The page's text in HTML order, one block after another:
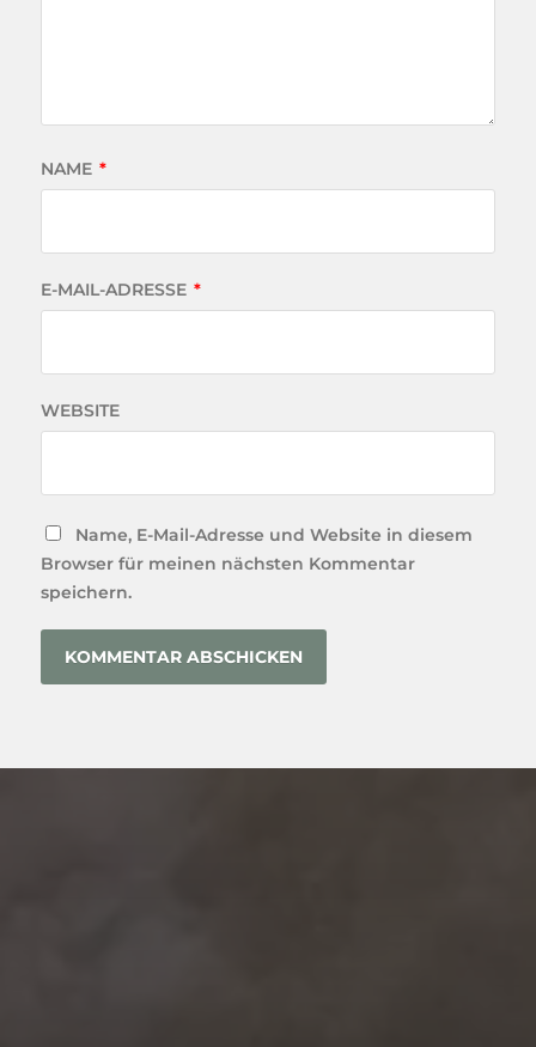
NAME *
E-MAIL-ADRESSE *
WEBSITE
Name, E-Mail-Adresse und Website in diesem
Browser für meinen nächsten Kommentar
speichern.